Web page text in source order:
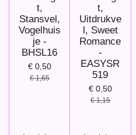
t,
Stansvel,
Vogelhuis
je -
BHSL16
€ 0,50
€ 1,65
t,
Uitdrukve
l, Sweet
Romance
-
EASYSR
519
€ 0,50
€ 1,15